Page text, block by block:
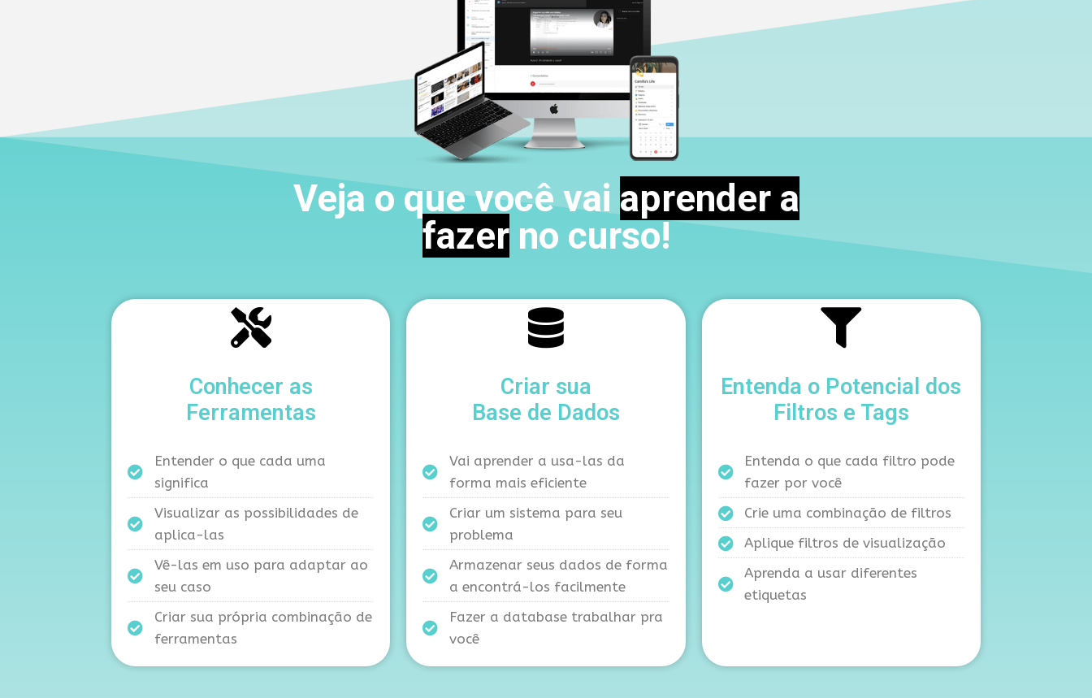
Veja o que você vai aprender a
fazerno curso!
Conhecer as
Ferramentas
Entender o que cada uma
significa
Visualizar as possibilidades de
aplica-las
Vê-las em uso para adaptar ao
seu caso
Criar sua própria combinação de
ferramentas
Criar sua
Base de Dados
Vai aprender a usa-las da
forma mais eficiente
Criar um sistema para seu
problema
Armazenar seus dados de forma
a encontrá-los facilmente
Fazer a database trabalhar pra
você
Entenda o Potencial dos
Filtros e Tags
Entenda o que cada filtro pode
fazer por você
Crie uma combinação de filtros
Aplique filtros de visualização
Aprenda a usar diferentes
etiquetas